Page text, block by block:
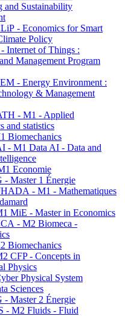
and Sustainability
- Economics for Smart
Policy
Internet of Things :
Management Program
- Energy Environment :
& Management
- M1 - Applied
and statistics
Biomechanics
- M1 Data AI - Data and
Economie
Master 1 Énergie
- M1 - Mathematiques
MiE - Master in Economics
- M2 Biomeca -
Biomechanics
CFP - Concepts in
Physics
Physical System
Sciences
Master 2 Énergie
- M2 Fluids - Fluid